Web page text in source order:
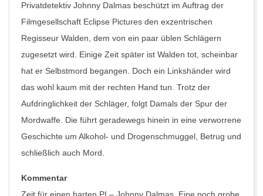
Privatdetektiv Johnny Dalmas beschützt im Auftrag der
Filmgesellschaft Eclipse Pictures den exzentrischen
Regisseur Walden, dem von ein paar üblen Schlägern
zugesetzt wird. Einige Zeit später ist Walden tot, scheinbar
hat er Selbstmord begangen. Doch ein Linkshänder wird
das wohl kaum mit der rechten Hand tun. Trotz der
Aufdringlichkeit der Schläger, folgt Damals der Spur der
Mordwaffe. Die führt geradewegs hinein in eine verworrene
Geschichte um Alkohol- und Drogenschmuggel, Betrug und
schließlich auch Mord.
Kommentar